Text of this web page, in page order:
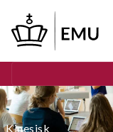
hovedindhold
Kinesisk